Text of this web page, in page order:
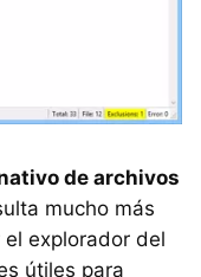
de archivos
mucho más
explorador del
útiles para